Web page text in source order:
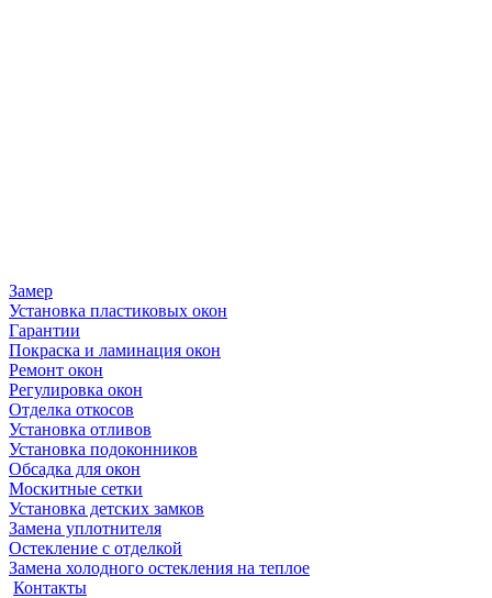
Замер
Установка пластиковых окон
Гарантии
Покраска и ламинация окон
Ремонт окон
Регулировка окон
Отделка откосов
Установка отливов
Установка подоконников
Обсадка для окон
Москитные сетки
Установка детских замков
Замена уплотнителя
Остекление с отделкой
Замена холодного остекления на теплое
Контакты